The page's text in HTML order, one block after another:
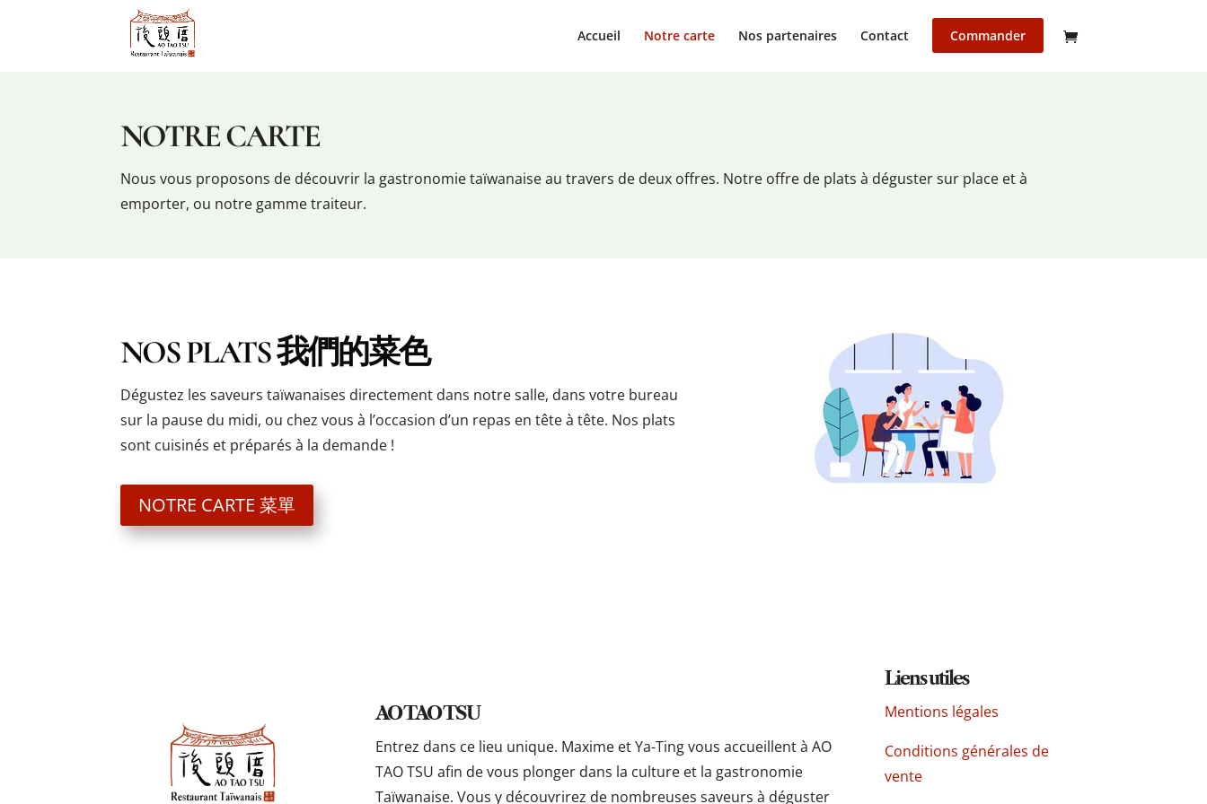
Accueil Notre carte Nos partenaires Contact Commander
NOTRE CARTE
Nous vous proposons de découvrir la gastronomie taïwanaise au travers de deux offres. Notre offre de plats à déguster sur place et à
emporter, ou notre gamme traiteur.
NOS PLATS 我們的菜色
Dégustez les saveurs taïwanaises directement dans notre salle, dans votre bureau
sur la pause du midi, ou chez vous à l’occasion d’un repas en tête à tête. Nos plats
sont cuisinés et préparés à la demande !
NOTRE CARTE 菜單
AO TAO TSU
Entrez dans ce lieu unique. Maxime et Ya-Ting vous accueillent à AO
TAO TSU afin de vous plonger dans la culture et la gastronomie
Taïwanaise. Vous y découvrirez de nombreuses saveurs à déguster
Liens utiles
Mentions légales
Conditions générales de
vente